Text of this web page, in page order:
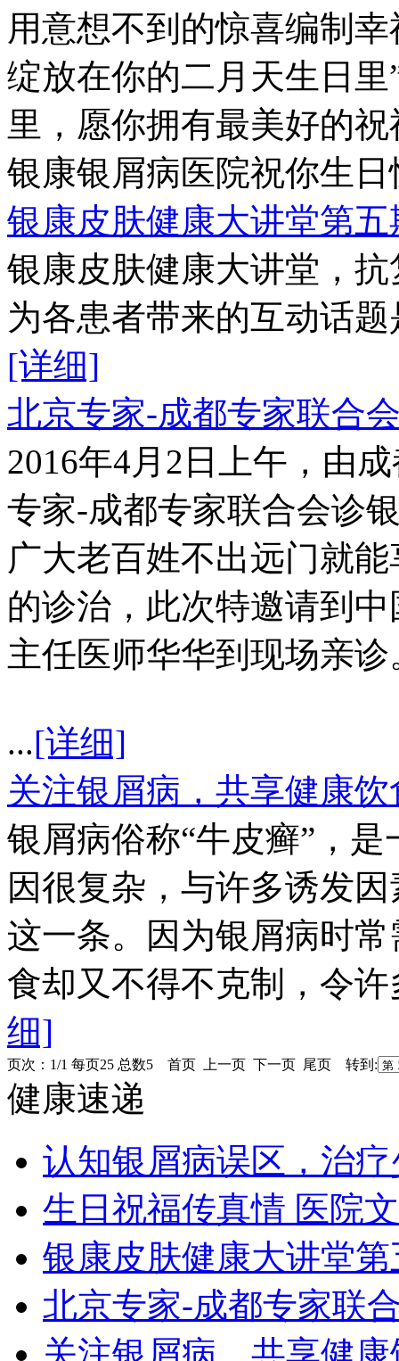
用意想不到的惊喜编制
绽放在你的二月天生日
里，愿你拥有最美好的
银康银屑病医院祝你生日
银康皮肤健康大讲堂第五
银康皮肤健康大讲堂，
为各患者带来的互动话
[详细]
北京专家-成都专家联合
2016年4月2日上午，由
专家-成都专家联合会诊
广大老百姓不出远门就
的诊治，此次特邀请到
主任医师华华到现场亲诊
...[详细]
关注银屑病，共享健康饮
银屑病俗称“牛皮癣”，
因很复杂，与许多诱发
这一条。因为银屑病时
食却又不得不克制，令
细]
页次：1/1 每页25 总数5 首页 上一页 下一页 尾页 转到:
健康速递
认知银屑病误区，治
生日祝福传真情 医院
银康皮肤健康大讲堂第
北京专家-成都专家联